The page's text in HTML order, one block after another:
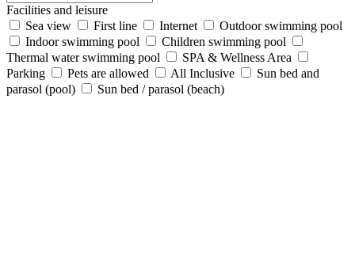
Facilities and leisure
Sea view
First line Internet
Outdoor swimming pool
Indoor swimming pool
Children swimming pool
Thermal water swimming pool
SPA & Wellness Area
Parking
Pets are allowed All Inclusive
Sun bed and
parasol (pool)
Sun bed / parasol (beach)